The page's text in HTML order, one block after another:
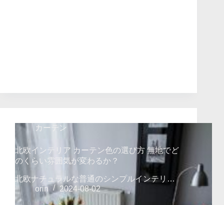
カーテン
北欧インテリア カーテン色の選び方 無地でど
のくらい雰囲気が変わるか？
北欧ナチュラルな普通のシンプルインテリ…
orin
2024-08-02